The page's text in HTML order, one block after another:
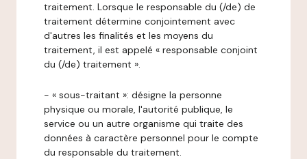
traitement. Lorsque le responsable du (/de) de
traitement détermine conjointement avec
d'autres les finalités et les moyens du
traitement, il est appelé « responsable conjoint
du (/de) traitement ».
- « sous-traitant »: désigne la personne
physique ou morale, l'autorité publique, le
service ou un autre organisme qui traite des
données à caractère personnel pour le compte
du responsable du traitement.